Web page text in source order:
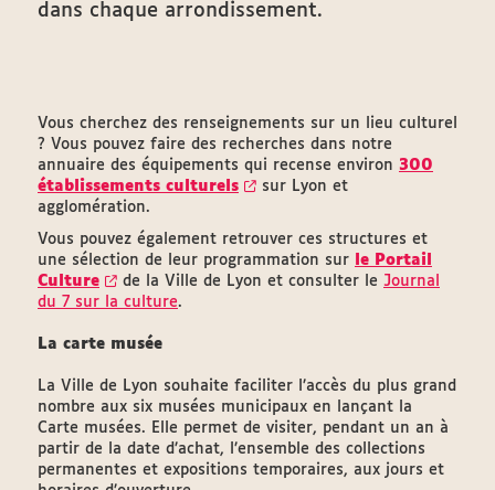
dans chaque arrondissement.
Vous cherchez des renseignements sur un lieu culturel
? Vous pouvez faire des recherches dans notre
annuaire des équipements qui recense environ 300
établissements culturels
sur Lyon et
agglomération.
Vous pouvez également retrouver ces structures et
une sélection de leur programmation sur
le Portail
Culture
de la Ville de Lyon et consulter le Journal
du 7 sur la culture.
La carte musée
La Ville de Lyon souhaite faciliter l’accès du plus grand
nombre aux six musées municipaux en lançant la
Carte musées. Elle permet de visiter, pendant un an à
partir de la date d’achat, l’ensemble des collections
permanentes et expositions temporaires, aux jours et